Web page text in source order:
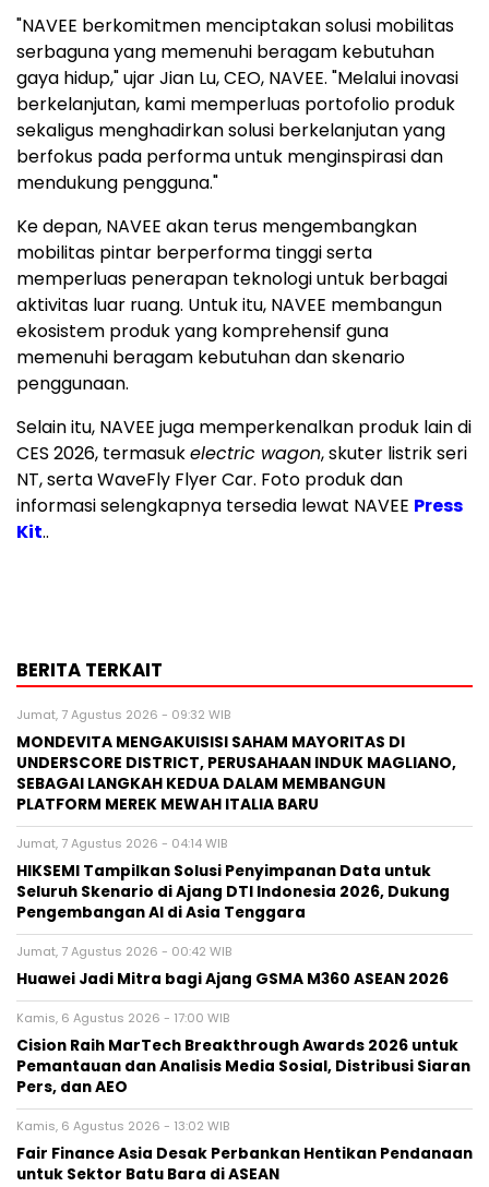
"NAVEE berkomitmen menciptakan solusi mobilitas
serbaguna yang memenuhi beragam kebutuhan
gaya hidup," ujarJian Lu, CEO, NAVEE. "Melalui inovasi
berkelanjutan, kami memperluas portofolio produk
sekaligus menghadirkan solusi berkelanjutan yang
berfokus pada performa untuk menginspirasi dan
mendukung pengguna."
Ke depan, NAVEE akan terus mengembangkan
mobilitas pintar berperforma tinggi serta
memperluas penerapan teknologi untuk berbagai
aktivitas luar ruang. Untuk itu, NAVEE membangun
ekosistem produk yang komprehensif guna
memenuhi beragam kebutuhan dan skenario
penggunaan.
Selain itu, NAVEE juga memperkenalkan produk lain di
CES 2026, termasukelectric wagon, skuter listrik seri
NT, serta WaveFly Flyer Car. Foto produk dan
informasi selengkapnya tersedia lewat NAVEE Press
Kit..
BERITA TERKAIT
Jumat, 7 Agustus 2026 - 09:32 WIB
MONDEVITA MENGAKUISISI SAHAM MAYORITAS DI
UNDERSCORE DISTRICT, PERUSAHAAN INDUK MAGLIANO,
SEBAGAI LANGKAH KEDUA DALAM MEMBANGUN
PLATFORM MEREK MEWAH ITALIA BARU
Jumat, 7 Agustus 2026 - 04:14 WIB
HIKSEMI Tampilkan Solusi Penyimpanan Data untuk
Seluruh Skenario di Ajang DTI Indonesia 2026, Dukung
Pengembangan AI di Asia Tenggara
Jumat, 7 Agustus 2026 - 00:42 WIB
Huawei Jadi Mitra bagi Ajang GSMA M360 ASEAN 2026
Kamis, 6 Agustus 2026 - 17:00 WIB
Cision Raih MarTech Breakthrough Awards 2026 untuk
Pemantauan dan Analisis Media Sosial, Distribusi Siaran
Pers, dan AEO
Kamis, 6 Agustus 2026 - 13:02 WIB
Fair Finance Asia Desak Perbankan Hentikan Pendanaan
untuk Sektor Batu Bara di ASEAN